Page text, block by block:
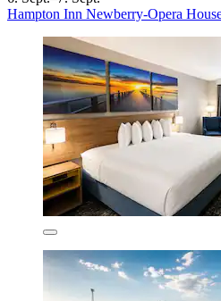
Hampton Inn Newberry-Opera